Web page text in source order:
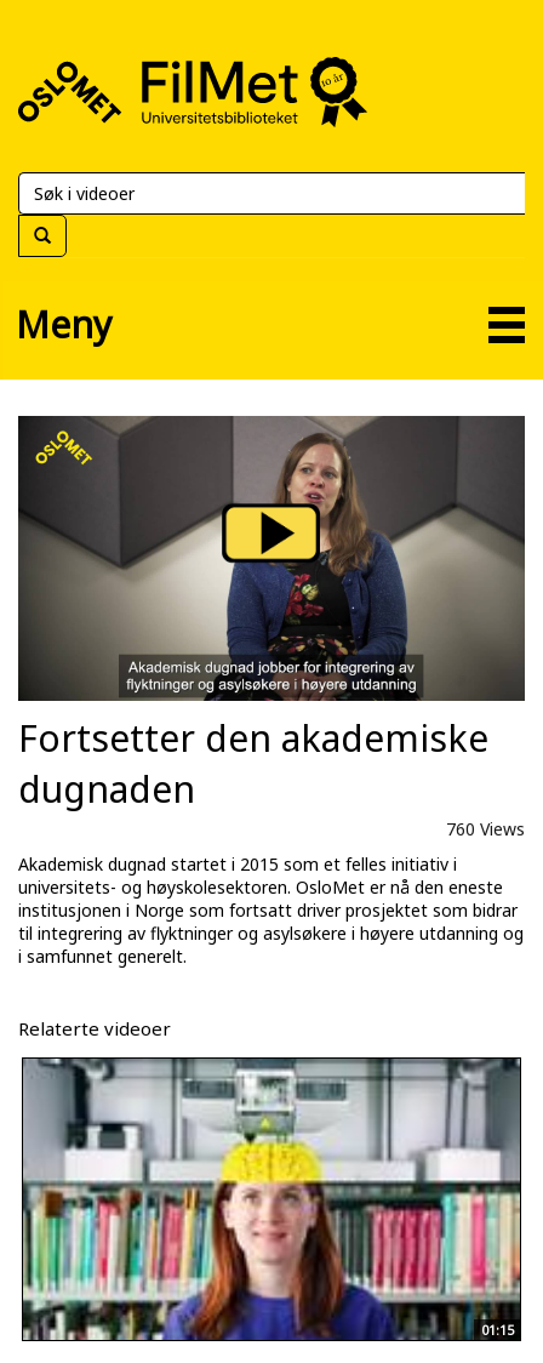
FilMet
Universitetsbiblioteket
Meny
Fortsetter den akademiske
dugnaden
760 Views
Akademisk dugnad startet i 2015 som et felles initiativ i
universitets- og høyskolesektoren. OsloMet er nå den eneste
institusjonen i Norge som fortsatt driver prosjektet som bidrar
til integrering av flyktninger og asylsøkere i høyere utdanning og
i samfunnet generelt.
Relaterte videoer
01:15